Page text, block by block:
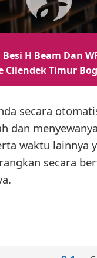
H Beam Dan
Cilendek Timur
secara
dan
waktu lainnya
secara